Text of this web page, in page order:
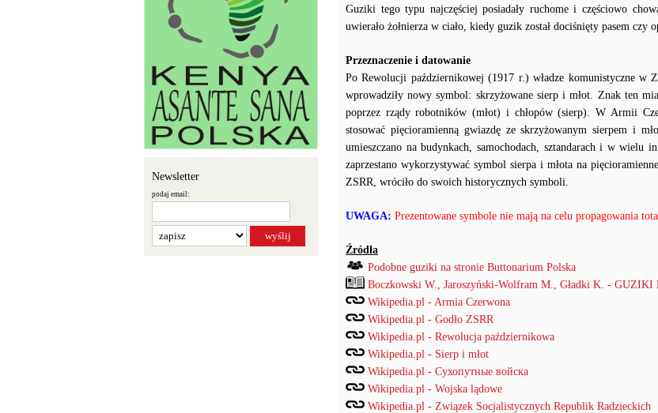
Newsletter
podaj email:
Guziki tego typu najczęściej posiadały ruchome i częściowo
uwierało żołnierza w ciało, kiedy guzik został dociśnięty pasem czy
Przeznaczenie i datowanie
Po Rewolucji październikowej (1917 r.) władze komunistyczne w
wprowadziły nowy symbol: skrzyżowane sierp i młot. Znak ten
poprzez rządy robotników (młot) i chłopów (sierp). W Armii
stosować pięcioramienną gwiazdę ze skrzyżowanym sierpem i
umieszczano na budynkach, samochodach, sztandarach i w
zaprzestano wykorzystywać symbol sierpa i młota na
ZSRR, wróciło do swoich historycznych symboli.
UWAGA: Prezentowane symbole nie mają na celu propagowania
Źródła
Podobne guziki na stronie Buttonarium Polska
Boczkowski W., Jaroszyński-Wolfram M., Gładki K. - GUZIKI
Wikipedia.pl - Armia Czerwona
Wikipedia.pl - Godło ZSRR
Wikipedia.pl - Rewolucja październikowa
Wikipedia.pl - Sierp i młot
Wikipedia.pl - Сухопутные войска
Wikipedia.pl - Wojska lądowe
Wikipedia.pl - Związek Socjalistycznych Republik Radzieckich